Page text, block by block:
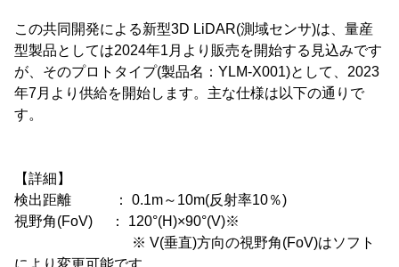
この共同開発による新型3D LiDAR(測域センサ)は、量産
型製品としては2024年1月より販売を開始する見込みです
が、そのプロトタイプ(製品名：YLM-X001)として、2023
年7月より供給を開始します。主な仕様は以下の通りで
す。
【詳細】
検出距離 ： 0.1m～10m(反射率10％)
視野角(FoV) ： 120°(H)×90°(V)※
※ V(垂直)方向の視野角(FoV)はソフト